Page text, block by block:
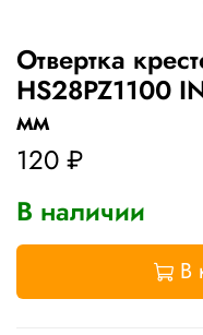
Отвертка
HS28PZ1100
мм
120 ₽
В наличии
В